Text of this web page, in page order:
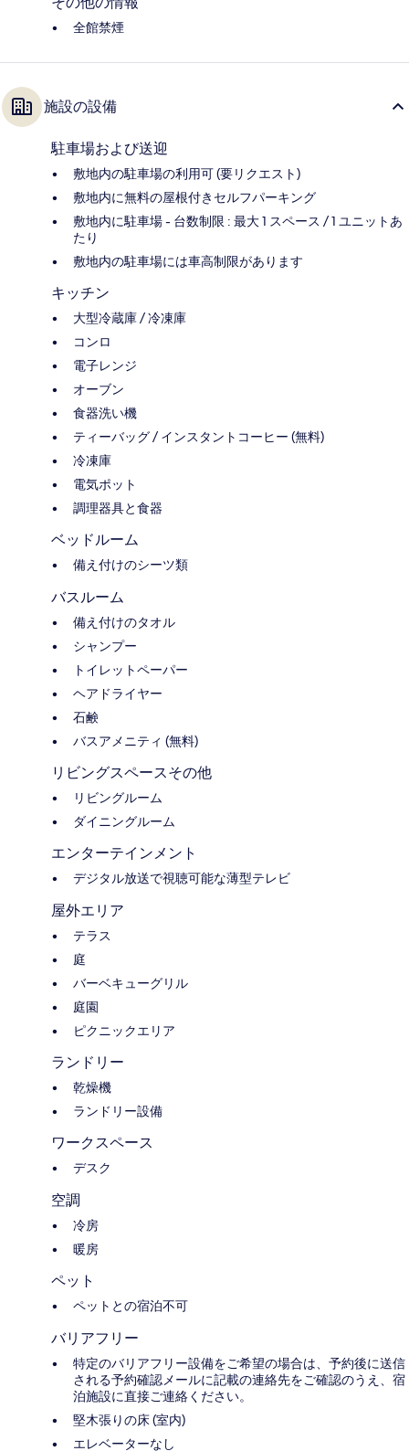
全館禁煙
施設の設備
駐車場および送迎
敷地内の駐車場の利用可 (要リクエスト)
敷地内に無料の屋根付きセルフパーキング
敷地内に駐車場 - 台数制限 : 最大 1 スペース / 1 ユニットあ
たり
敷地内の駐車場には車高制限があります
キッチン
大型冷蔵庫 / 冷凍庫
コンロ
電子レンジ
オーブン
食器洗い機
ティーバッグ / インスタントコーヒー (無料)
冷凍庫
電気ポット
調理器具と食器
ベッドルーム
備え付けのシーツ類
バスルーム
備え付けのタオル
シャンプー
トイレットペーパー
ヘアドライヤー
石鹸
バスアメニティ (無料)
リビングスペースその他
リビングルーム
ダイニングルーム
エンターテインメント
デジタル放送で視聴可能な薄型テレビ
屋外エリア
テラス
庭
バーベキューグリル
庭園
ピクニックエリア
ランドリー
乾燥機
ランドリー設備
ワークスペース
デスク
空調
冷房
暖房
ペット
ペットとの宿泊不可
バリアフリー
特定のバリアフリー設備をご希望の場合は、予約後に送信
される予約確認メールに記載の連絡先をご確認のうえ、宿
泊施設に直接ご連絡ください。
堅木張りの床 (室内)
エレベーターなし